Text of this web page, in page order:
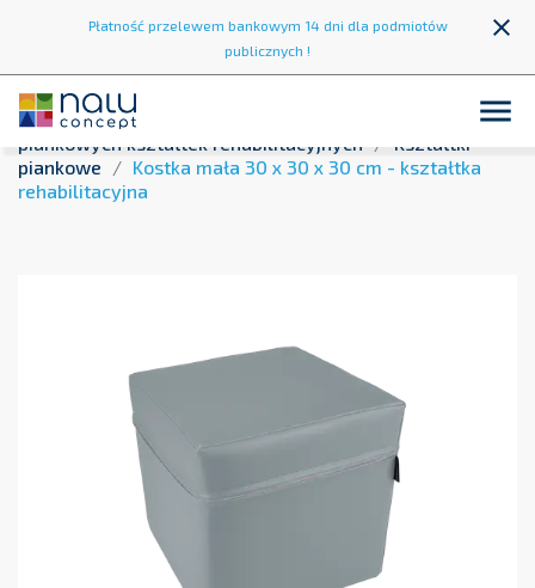
Płatność przelewem bankowym 14 dni dla podmiotów
publicznych !
close

Strona główna
piankowych kształtek rehabilitacyjnych
Kształtki
piankowe
Kostka mała 30 x 30 x 30 cm - kształtka
rehabilitacyjna